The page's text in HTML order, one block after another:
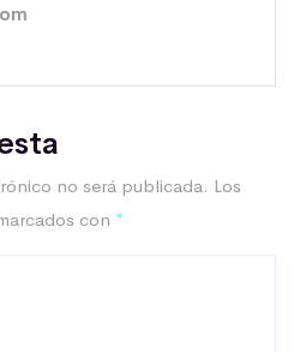
no será publicada. Los
con *